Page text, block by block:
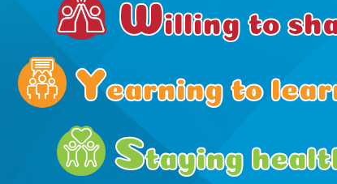
Willing to
Yearning to
Staying